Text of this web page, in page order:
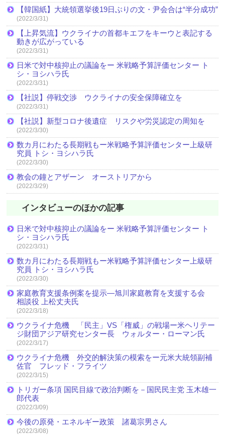
【韓国紙】大統領選挙後19日ぶりの文・尹会合は“半分成功”
(2022/3/31)
【上昇気流】ウクライナの首都キエフをキーウと表記する
動きが広がっている
(2022/3/31)
日米で対中核抑止の議論をー 米戦略予算評価センター ト
シ・ヨシハラ氏
(2022/3/31)
【社説】停戦交渉 ウクライナの安全保障確立を
(2022/3/31)
【社説】新型コロナ後遺症 リスクや労災認定の周知を
(2022/3/30)
数カ月にわたる長期戦もー米戦略予算評価センター上級研
究員 トシ・ヨシハラ氏
(2022/3/30)
教会の鐘とアザーン オーストリアから
(2022/3/29)
インタビューのほかの記事
日米で対中核抑止の議論をー 米戦略予算評価センター ト
シ・ヨシハラ氏
(2022/3/31)
数カ月にわたる長期戦もー米戦略予算評価センター上級研
究員 トシ・ヨシハラ氏
(2022/3/30)
家庭教育支援条例案を提示―旭川家庭教育を支援する会
相談役 上松丈夫氏
(2022/3/18)
ウクライナ危機 「民主」VS「権威」の戦場ー米ヘリテー
ジ財団アジア研究センター長 ウォルター・ローマン氏
(2022/3/17)
ウクライナ危機 外交的解決策の模索をー元米大統領副補
佐官 フレッド・フライツ
(2022/3/15)
トリガー条項 国民目線で政治判断を－国民民主党 玉木雄一
郎代表
(2022/3/09)
今後の原発・エネルギー政策 諸葛宗男さん
(2022/3/08)